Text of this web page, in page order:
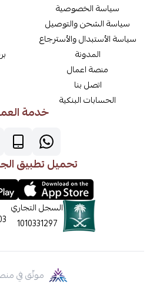
سياسة الخصوصية
سياسة الشحن والتوصيل
سياسة الأستبدال والأسترجاع
المدونة
منصة اعمال
اتصل بنا
الحسابات البنكية
خدمة
تحميل تطبيق
السجل التجاري
1010331297
موثّق في